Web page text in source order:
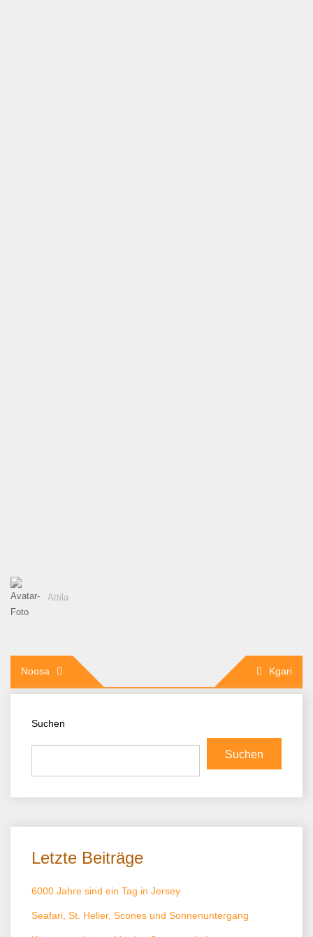
Attila
Beitragsnavigation
Noosa Kgari
Suchen
Suchen
Letzte Beiträge
6000 Jahre sind ein Tag in Jersey
Seafari, St. Helier, Scones und Sonnenuntergang